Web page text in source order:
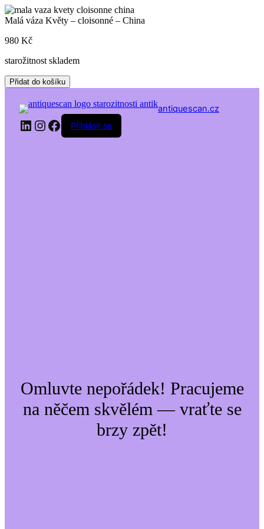
Skip
to
Malá váza Květy – cloisonné – China
980 Kč
starožitnost skladem
Malá
váza
cloisonné
Přidat do košíku
antiquescan.cz
LinkedIn
Instagram
Facebook
Přihlásit se
Omluvte nepořádek! Pracujeme
na něčem skvělém — vraťte se
brzy zpět!